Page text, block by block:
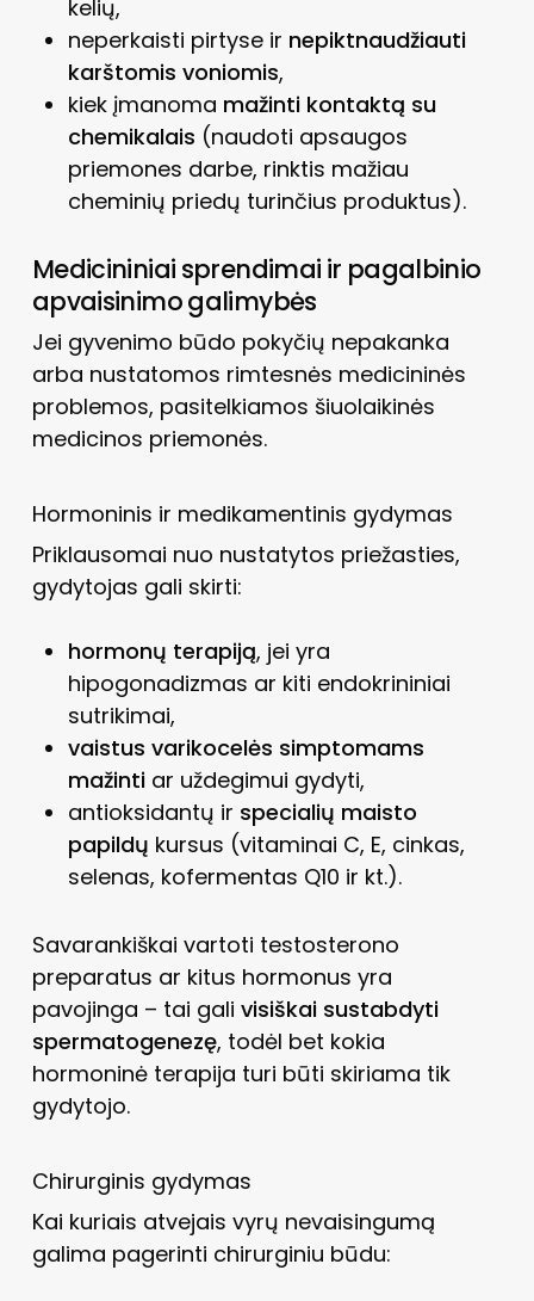
kelių,
neperkaisti pirtyse ir nepiktnaudžiauti
karštomis voniomis,
kiek įmanoma mažinti kontaktą su
chemikalais (naudoti apsaugos
priemones darbe, rinktis mažiau
cheminių priedų turinčius produktus).
Medicininiai sprendimai ir pagalbinio
apvaisinimo galimybės
Jei gyvenimo būdo pokyčių nepakanka
arba nustatomos rimtesnės medicininės
problemos, pasitelkiamos šiuolaikinės
medicinos priemonės.
Hormoninis ir medikamentinis gydymas
Priklausomai nuo nustatytos priežasties,
gydytojas gali skirti:
hormonų terapiją, jei yra
hipogonadizmas ar kiti endokrininiai
sutrikimai,
vaistus varikocelės simptomams
mažintiar uždegimui gydyti,
antioksidantų ir specialių maisto
papildų kursus (vitaminai C, E, cinkas,
selenas, kofermentas Q10 ir kt.).
Savarankiškai vartoti testosterono
preparatus ar kitus hormonus yra
pavojinga – tai gali visiškai sustabdyti
spermatogenezę, todėl bet kokia
hormoninė terapija turi būti skiriama tik
gydytojo.
Chirurginis gydymas
Kai kuriais atvejais vyrų nevaisingumą
galima pagerinti chirurginiu būdu: